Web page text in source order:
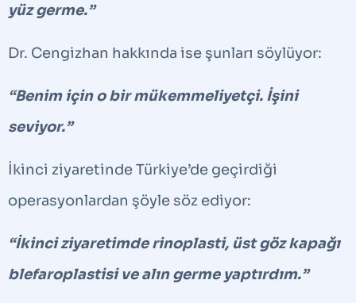
yüz germe.”
Dr. Cengizhan hakkında ise şunları söylüyor:
“Benim için o bir mükemmeliyetçi. İşini
seviyor.”
İkinci ziyaretinde Türkiye’de geçirdiği
operasyonlardan şöyle söz ediyor:
“İkinci ziyaretimde rinoplasti, üst göz kapağı
blefaroplastisi ve alın germe yaptırdım.”